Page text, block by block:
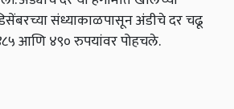
संध्याकाळपासून अंडीचे दर चढू
आणि ४९० रुपयांवर पोहचले.